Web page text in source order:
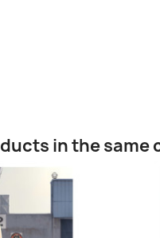
in the same